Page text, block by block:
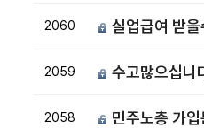
2060 실업급여 받
2059 수고많으십니
2058 민주노총 가입